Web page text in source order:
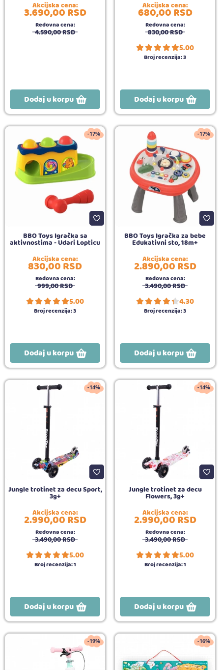
Akcijska cena:
3.690,00RSD
Redovna cena:
4.590,00RSD
Dodaj u korpu
Akcijska cena:
680,00RSD
Redovna cena:
830,00RSD
5.00
Broj recenzija:3
Dodaj u korpu
-17%
BBO Toys Igračka sa
aktivnostima - Udari Lopticu
Akcijska cena:
830,00RSD
Redovna cena:
999,00RSD
5.00
Broj recenzija:3
Dodaj u korpu
-17%
BBO Toys Igračka za bebe
Edukativni sto, 18m+
Akcijska cena:
2.890,00RSD
Redovna cena:
3.490,00RSD
4.30
Broj recenzija:3
Dodaj u korpu
-14%
Jungle trotinet za decu Sport,
3g+
Akcijska cena:
2.990,00RSD
Redovna cena:
3.490,00RSD
5.00
Broj recenzija:1
Dodaj u korpu
-14%
Jungle trotinet za decu
Flowers, 3g+
Akcijska cena:
2.990,00RSD
Redovna cena:
3.490,00RSD
5.00
Broj recenzija:1
Dodaj u korpu
-19% -16%